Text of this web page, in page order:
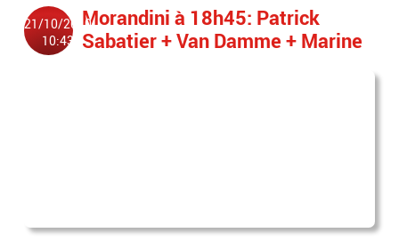
21/10/2010
10:43
Morandini à 18h45: Patrick
Sabatier + Van Damme + Marine